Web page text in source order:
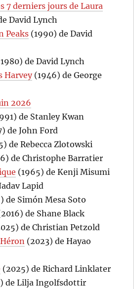
7 derniers jours de Laura
David Lynch
Peaks (1990) de David
de David Lynch
Harvey(1946) de George
2026
de Stanley Kwan
de John Ford
de Rebecca Zlotowski
de Christophe Barratier
(1965) de Kenji Misumi
Lapid
de Simón Mesa Soto
de Shane Black
de Christian Petzold
(2023) de Hayao
(2025) de Richard Linklater
de Lilja Ingolfsdottir